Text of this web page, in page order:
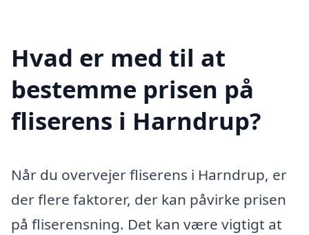
Hvad er med til at
bestemme prisen på
fliserens i Harndrup?
Når du overvejer fliserens i Harndrup, er
der flere faktorer, der kan påvirke prisen
på fliserensning. Det kan være vigtigt at